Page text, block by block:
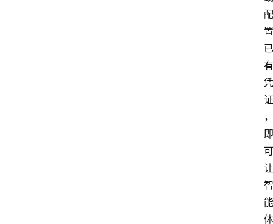
配
置
已
有
凭
证
，
即
可
让
智
能
体